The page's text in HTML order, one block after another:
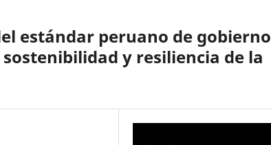
estándar peruano de gobierno
y resiliencia de la